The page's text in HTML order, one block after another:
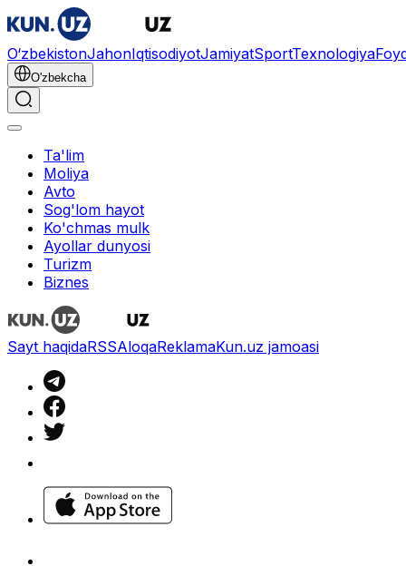
O‘zbekistonJahonIqtisodiyotJamiyatSportTexnologiya
O'zbekcha
Ta'lim
Moliya
Avto
Sog'lom hayot
Ko'chmas mulk
Ayollar dunyosi
Turizm
Biznes
Sayt haqidaRSSAloqaReklamaKun.uz jamoasi